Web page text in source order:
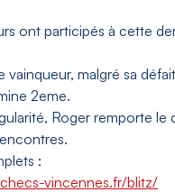
ont participés à cette
vainqueur, malgré sa
2eme.
Roger remporte le
:
vincennes.fr/blitz/